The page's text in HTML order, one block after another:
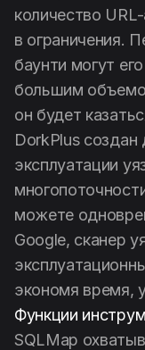
количество
в ограничения.
баунти могут
большим
он будет
DorkPlus создан
эксплуатации
можете
Google, сканер
экономя время,
Функции
SQLMap